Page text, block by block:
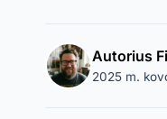
Autorius
2025 m.